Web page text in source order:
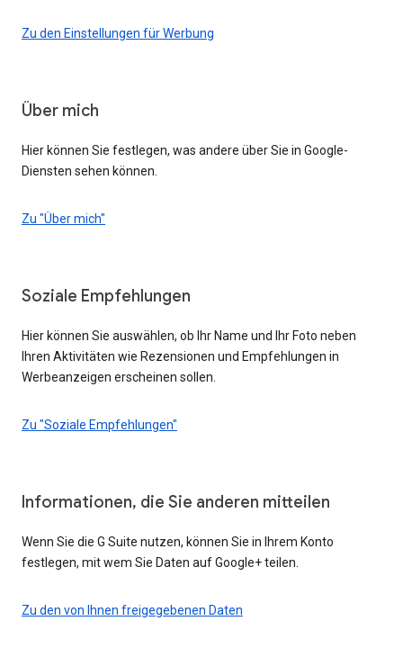
Zu den Einstellungen für Werbung
Über mich
Hier können Sie festlegen, was andere über Sie in Google-
Diensten sehen können.
Zu "Über mich"
Soziale Empfehlungen
Hier können Sie auswählen, ob Ihr Name und Ihr Foto neben
Ihren Aktivitäten wie Rezensionen und Empfehlungen in
Werbeanzeigen erscheinen sollen.
Zu "Soziale Empfehlungen"
Informationen, die Sie anderen mitteilen
Wenn Sie die G Suite nutzen, können Sie in Ihrem Konto
festlegen, mit wem Sie Daten auf Google+ teilen.
Zu den von Ihnen freigegebenen Daten